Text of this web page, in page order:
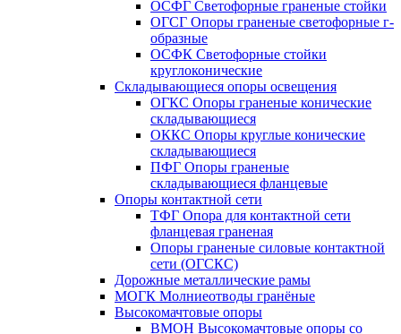
ОСФГ Светофорные граненые стойки
ОГСГ Опоры граненые светофорные г-
образные
ОСФК Светофорные стойки
круглоконические
Складывающиеся опоры освещения
ОГКС Опоры граненые конические
складывающиеся
ОККС Опоры круглые конические
складывающиеся
ПФГ Опоры граненые
складывающиеся фланцевые
Опоры контактной сети
ТФГ Опора для контактной сети
фланцевая граненая
Опоры граненые силовые контактной
сети (ОГСКС)
Дорожные металлические рамы
МОГК Молниеотводы гранёные
Высокомачтовые опоры
ВМОН Высокомачтовые опоры со